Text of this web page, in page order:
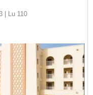
| Lu 110